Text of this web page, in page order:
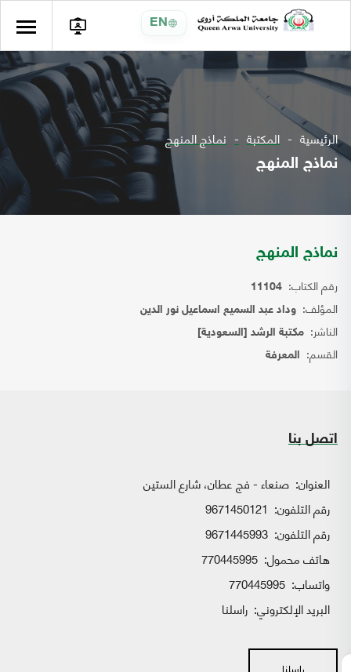
EN
الرئيسية المكتبة نماذج المنهج
نماذج المنهج
نماذج المنهج
رقم الكتاب: 11104
المؤلف: وداد عبد السميع اسماعيل نور الدين
الناشر: مكتبة الرشد [السعودية]
القسم: المعرفة
اتصل بنا
العنوان: صنعاء - فج عطان، شارع الستين
رقم التلفون: 9671450121
رقم التلفون: 9671445993
هاتف محمول: 770445995
واتساب:
البريد الإلكتروني: راسلنا
راسلنا